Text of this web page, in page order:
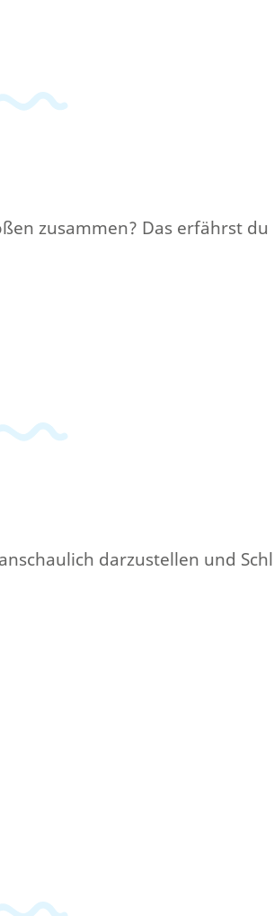
zusammen? Das erfährst
darzustellen und